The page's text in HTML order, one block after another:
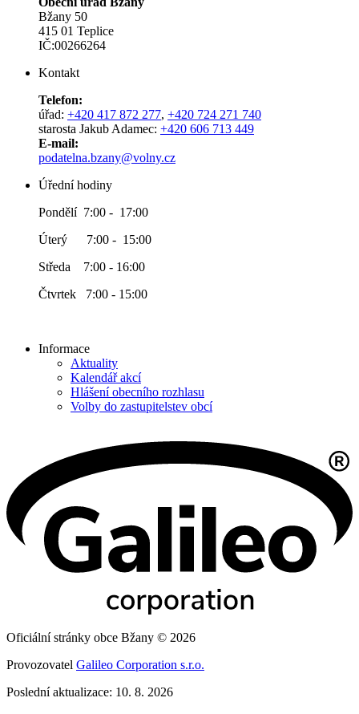
Bžany 50
415 01 Teplice
IČ:00266264
Kontakt
Telefon:
úřad: +420 417 872 277, +420 724 271 740
starosta Jakub Adamec: +420 606 713 449
E-mail:
podatelna.bzany@volny.cz
Úřední hodiny
Pondělí 7:00 - 17:00
Úterý 7:00 - 15:00
Středa 7:00 - 16:00
Čtvrtek 7:00 - 15:00
Informace
Aktuality
Kalendář akcí
Hlášení obecního rozhlasu
Volby do zastupitelstev obcí
Oficiální stránky obce Bžany © 2026
Provozovatel Galileo Corporation s.r.o.
Poslední aktualizace: 10. 8. 2026